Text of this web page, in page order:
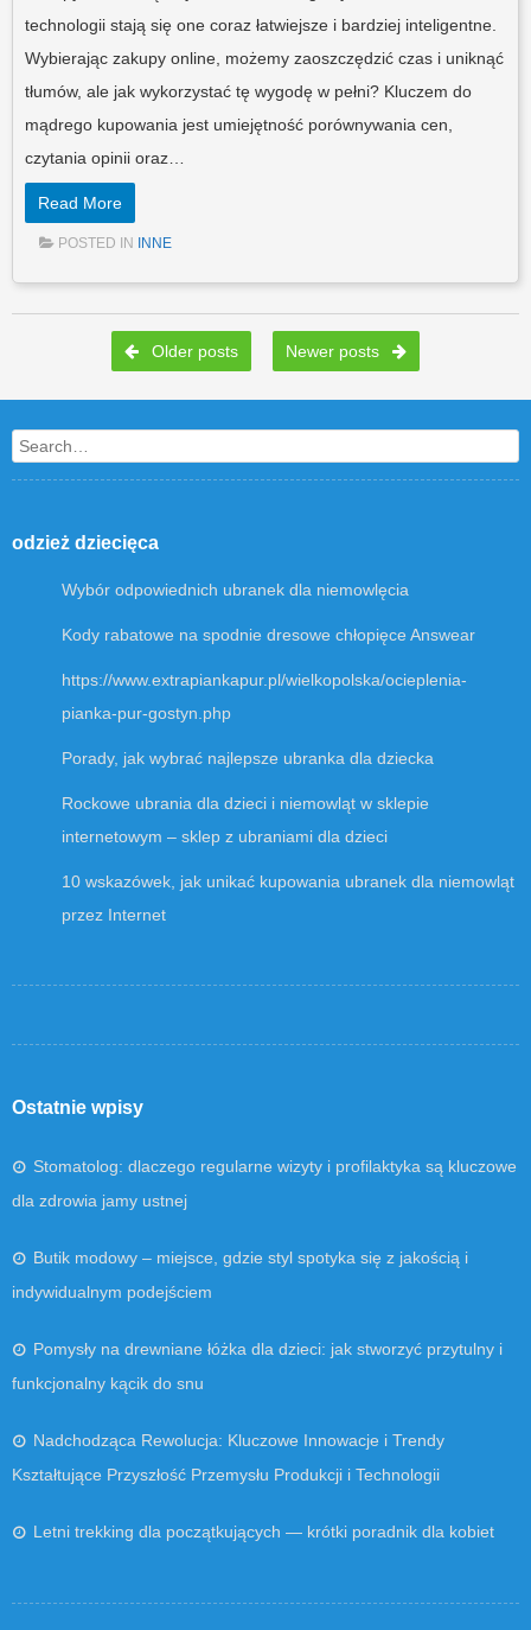
technologii stają się one coraz łatwiejsze i bardziej inteligentne.
Wybierając zakupy online, możemy zaoszczędzić czas i uniknąć
tłumów, ale jak wykorzystać tę wygodę w pełni? Kluczem do
mądrego kupowania jest umiejętność porównywania cen,
czytania opinii oraz…
Read More
POSTED IN INNE
Post navigation
Older posts Newer posts
Search
odzież dziecięca
Wybór odpowiednich ubranek dla niemowlęcia
Kody rabatowe na spodnie dresowe chłopięce Answear
https://www.extrapiankapur.pl/wielkopolska/ocieplenia-
pianka-pur-gostyn.php
Porady, jak wybrać najlepsze ubranka dla dziecka
Rockowe ubrania dla dzieci i niemowląt w sklepie
internetowym – sklep z ubraniami dla dzieci
10 wskazówek, jak unikać kupowania ubranek dla niemowląt
przez Internet
Ostatnie wpisy
Stomatolog: dlaczego regularne wizyty i profilaktyka są kluczowe
dla zdrowia jamy ustnej
Butik modowy – miejsce, gdzie styl spotyka się z jakością i
indywidualnym podejściem
Pomysły na drewniane łóżka dla dzieci: jak stworzyć przytulny i
funkcjonalny kącik do snu
Nadchodząca Rewolucja: Kluczowe Innowacje i Trendy
Kształtujące Przyszłość Przemysłu Produkcji i Technologii
Letni trekking dla początkujących — krótki poradnik dla kobiet